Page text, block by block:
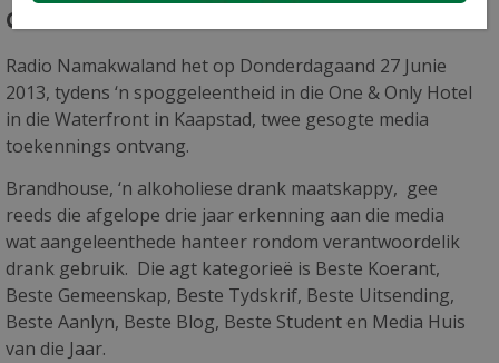
GESOGTE MEDIA TOEKENNINGS
Radio Namakwaland het op Donderdagaand 27 Junie
2013, tydens ‘n spoggeleentheid in die One & Only Hotel
in die Waterfront in Kaapstad, twee gesogte media
toekennings ontvang.
Brandhouse, ‘n alkoholiese drank maatskappy, gee
reeds die afgelope drie jaar erkenning aan die media
wat aangeleenthede hanteer rondom verantwoordelik
drank gebruik. Die agt kategorieë is Beste Koerant,
Beste Gemeenskap, Beste Tydskrif, Beste Uitsending,
Beste Aanlyn, Beste Blog, Beste Student en Media Huis
van die Jaar.